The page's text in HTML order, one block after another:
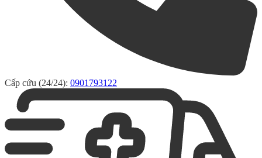
Cấp cứu (24/24): 0901793122